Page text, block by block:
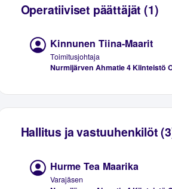
Operatiiviset päättäjät (1)
Kinnunen Tiina-Maarit
Toimitusjohtaja
Nurmijärven Ahmatie 4 Kiinteistö
Hallitus ja vastuuhenkilöt
Hurme Tea Maarika
Varajäsen